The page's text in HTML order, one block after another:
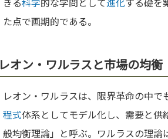
た点で画期的である。
レオン・ワルラスと市場の均衡
レオン・ワルラスは、限界革命の中
程式体系としてモデル化し、需要と
般均衡理論」と呼ぶ。ワルラスの理